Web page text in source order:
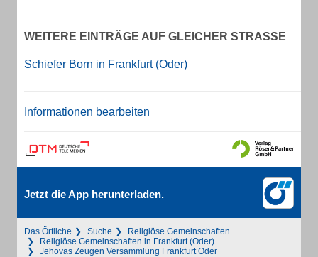
WEITERE EINTRÄGE AUF GLEICHER STRASSE
Schiefer Born in Frankfurt (Oder)
Informationen bearbeiten
Jetzt die App herunterladen.
Das Örtliche Suche
Religiöse Gemeinschaften
Religiöse Gemeinschaften in Frankfurt (Oder)
Jehovas Zeugen Versammlung Frankfurt Oder